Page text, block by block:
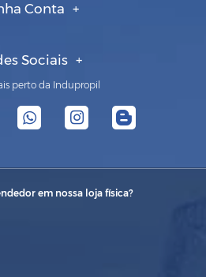
Conta
Sociais
perto da Indupropil
em nossa loja física?